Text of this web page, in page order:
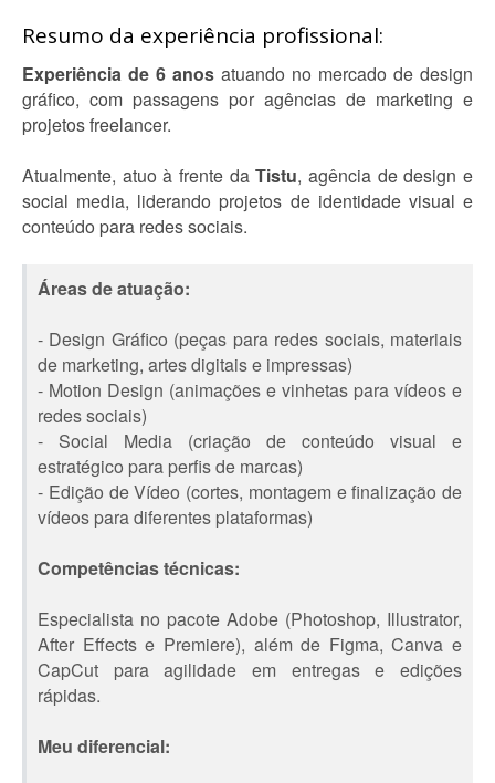
Resumo da experiência profissional:
Experiência de 6 anos atuando no mercado de design
gráfico, com passagens por agências de marketing e
projetos freelancer.
Atualmente, atuo à frente daTistu, agência de design e
social media, liderando projetos de identidade visual e
conteúdo para redes sociais.
Áreas de atuação:
- Design Gráfico (peças para redes sociais, materiais
de marketing, artes digitais e impressas)
- Motion Design (animações e vinhetas para vídeos e
redes sociais)
- Social Media (criação de conteúdo visual e
estratégico para perfis de marcas)
- Edição de Vídeo (cortes, montagem e finalização de
vídeos para diferentes plataformas)
Competências técnicas:
Especialista no pacote Adobe (Photoshop, Illustrator,
After Effects e Premiere), além de Figma, Canva e
CapCut para agilidade em entregas e edições
rápidas.
Meu diferencial: